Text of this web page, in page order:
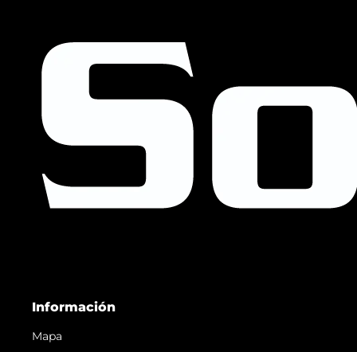
Información
Mapa